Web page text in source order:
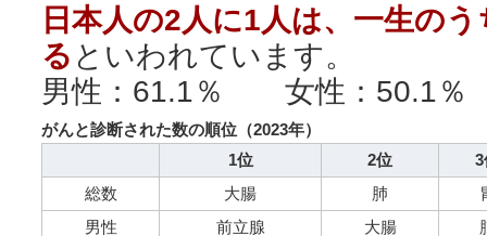
日本人の2人に1人は、一生の
る といわれています。
男性：61.1％ 女性：50.1％
がんと診断された数の順位（2023年）
1位
2位
3
総数
大腸 肺
男性
前立腺 大腸